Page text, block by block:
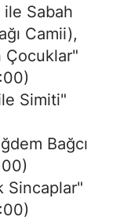
Sabah
Camii),
Çocuklar"
Simiti"
Bağcı
Sincaplar"